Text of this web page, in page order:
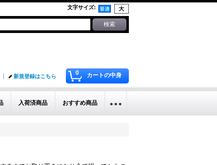
文字サイズ:
0 カートの中身
新規登録はこちら
入荷済商品 おすすめ商品